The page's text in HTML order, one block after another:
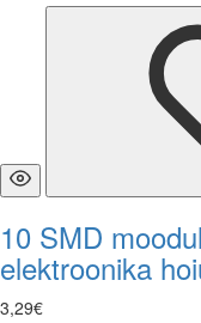
10 SMD
elektroonika
3,29€